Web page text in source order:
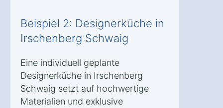
Beispiel 2: Designerküche in
Irschenberg Schwaig
Eine individuell geplante
Designerküche in Irschenberg
Schwaig setzt auf hochwertige
Materialien und exklusive